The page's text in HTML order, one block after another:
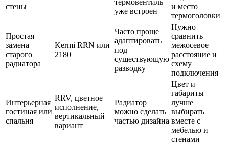
стены
уже встроен
и место
термоголовки
Простая
замена
старого
радиатора
Kermi RRN или
2180
Часто проще
адаптировать
под
существующую
разводку
Нужно
сравнить
межосевое
расстояние и
схему
подключения
Интерьерная
гостиная или
спальня
RRV, цветное
исполнение,
вертикальный
вариант
Радиатор
можно сделать
частью дизайна
Цвет и
габариты
лучше
выбирать
вместе с
мебелью и
стенами